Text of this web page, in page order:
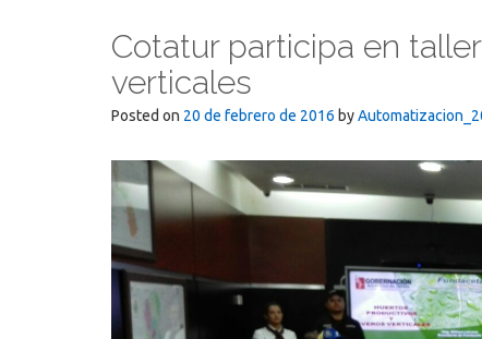
Cotatur participa en
verticales
Posted on 20 de febrero de 2016 by